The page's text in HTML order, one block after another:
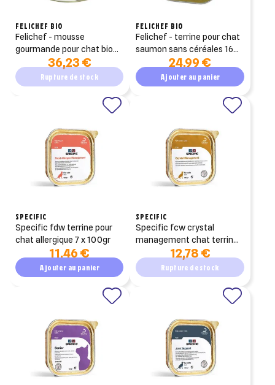
FELICHEF BIO
felichef - mousse
gourmande pour chat bio
au saumon (pack de
12x200gr)
36,23 €
Rupture de stock
FELICHEF BIO
felichef - terrine pour chat
saumon sans céréales 16
terinnes de 100g
24,99 €
Ajouter au panier
SPECIFIC
specific fdw terrine pour
chat allergique 7 x 100gr
11,46 €
Ajouter au panier
SPECIFIC
specific fcw crystal
management chat terrinne
7 x 100gr12,78 €
Rupture de stock